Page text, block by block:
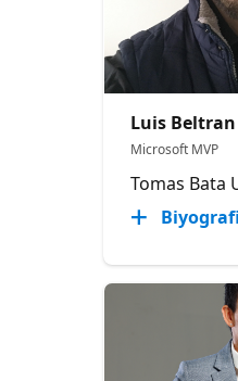
Luis
Microsoft MVP
Tomas Bata
Biyografi